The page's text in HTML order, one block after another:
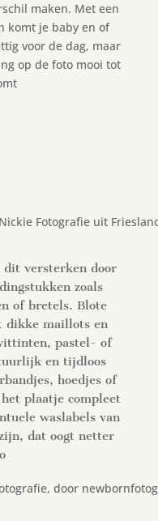
maken. Met een
komt je baby en of
voor de dag, maar
op de foto mooi tot
versterken door
zoals
of bretels. Blote
dikke maillots en
pastel- of
en tijdloos
hoedjes of
plaatje compleet
waslabels van
dat oogt netter